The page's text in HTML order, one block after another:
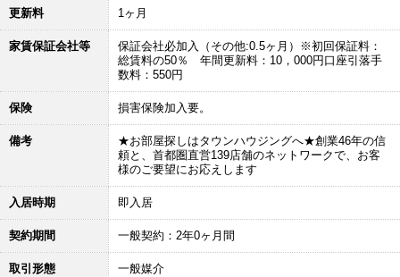
更新料 1ヶ月
家賃保証会社等
保証会社必加入（その他:0.5ヶ月）※初回保証料：
総賃料の50％ 年間更新料：10，000円口座引落手
数料：550円
保険 損害保険加入要。
備考
★お部屋探しはタウンハウジングへ★創業46年の信
頼と、首都圏直営139店舗のネットワークで、お客
様のご要望にお応えします
入居時期 即入居
契約期間 一般契約：2年0ヶ月間
取引形態 一般媒介